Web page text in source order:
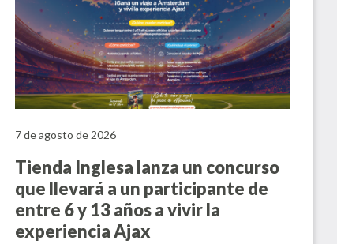
7 de agosto de 2026
Tienda Inglesa lanza un concurso
que llevará a un participante de
entre 6 y 13 años a vivir la
experiencia Ajax